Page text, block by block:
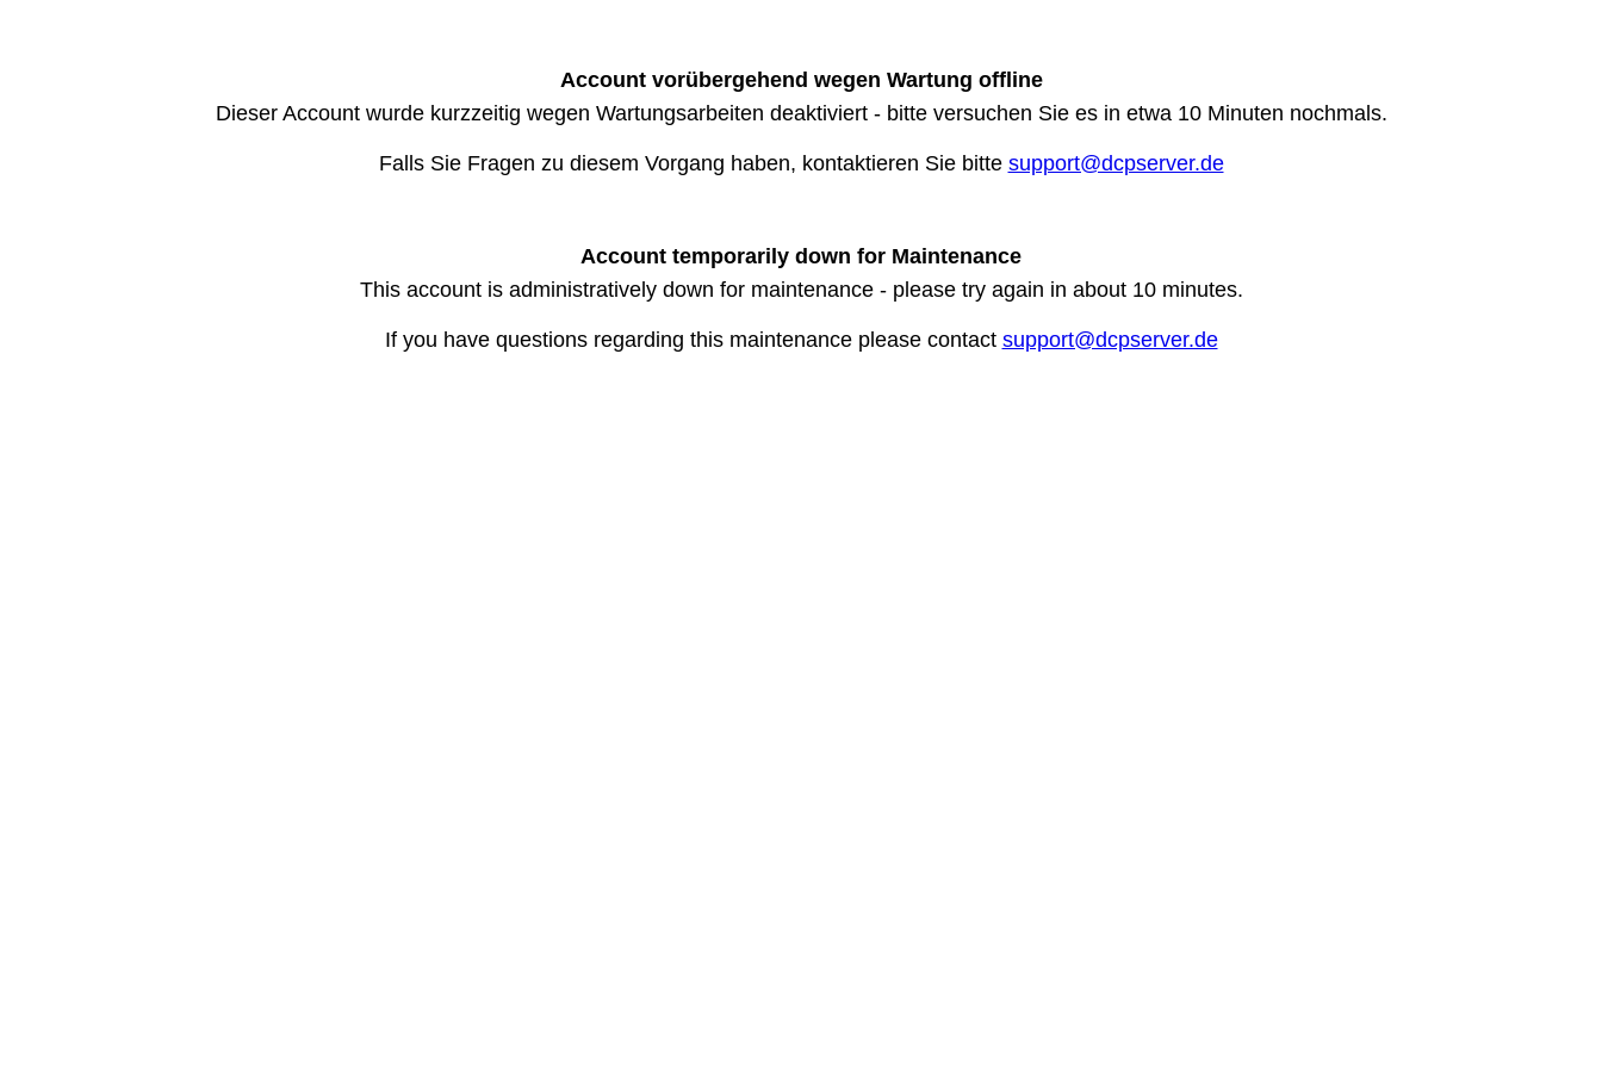
Account vorübergehend wegen Wartung offline
Dieser Account wurde kurzzeitig wegen Wartungsarbeiten deaktiviert - bitte versuchen Sie es in etwa 10 Minuten nochmals.
Falls Sie Fragen zu diesem Vorgang haben, kontaktieren Sie bitte support@dcpserver.de
Account temporarily down for Maintenance
This account is administratively down for maintenance - please try again in about 10 minutes.
If you have questions regarding this maintenance please contact support@dcpserver.de